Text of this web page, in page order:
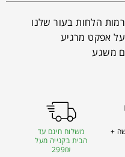
הלחות בעור שלנו
אפקט מרגיע
משגע
+
משלוח חינם עד
הבית בקנייה מעל
299₪